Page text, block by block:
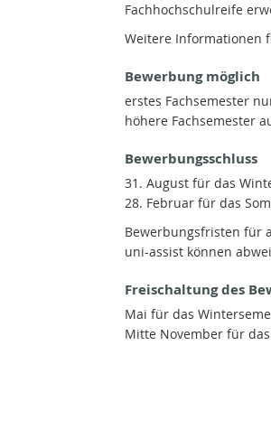
Fachhochschulreife
Weitere Informationen
Bewerbung möglich
erstes Fachsemester
höhere Fachsemester
Bewerbungsschluss
31. August für das
28. Februar für das
Bewerbungsfristen für
uni-assist können
Freischaltung des
Mai für das
Mitte November für